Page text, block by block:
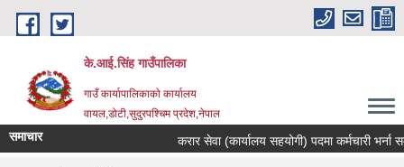
Skip to main content
के.आई.सिंह गाउँपालिका
गाउँ कार्यापालिकाकाे कार्यालय
वायल,डोटी,सुदुरपश्चिम प्रदेश,नेपाल
समाचार करार सेवा (कार्यालय सहयोगी) पदमा कर्मचारी भर्ना